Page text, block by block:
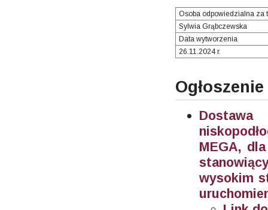
Osoba odpowiedzialna za
Sylwia Grąbczewska
Data wytworzenia
26.11.2024 r.
MEGA,
wysokim